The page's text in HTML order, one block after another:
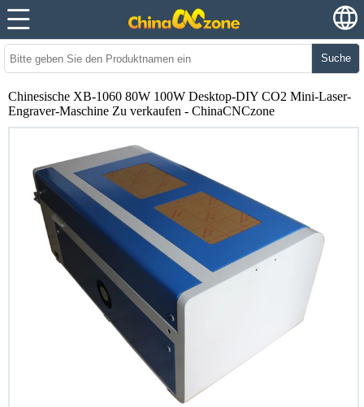
Suche
Chinesische XB-1060 80W 100W Desktop-DIY CO2 Mini-Laser-
Engraver-Maschine Zu verkaufen - ChinaCNCzone